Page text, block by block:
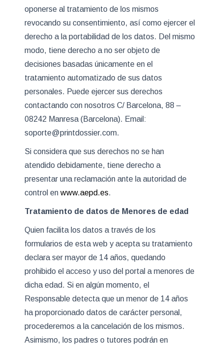
oponerse al tratamiento de los mismos
revocando su consentimiento, así como ejercer el
derecho a la portabilidad de los datos. Del mismo
modo, tiene derecho a no ser objeto de
decisiones basadas únicamente en el
tratamiento automatizado de sus datos
personales. Puede ejercer sus derechos
contactando con nosotros C/ Barcelona, 88 –
08242 Manresa (Barcelona). Email:
soporte@printdossier.com.
Si considera que sus derechos no se han
atendido debidamente, tiene derecho a
presentar una reclamación ante la autoridad de
control enwww.aepd.es.
Tratamiento de datos de Menores de edad
Quien facilita los datos a través de los
formularios de esta web y acepta su tratamiento
declara ser mayor de 14 años, quedando
prohibido el acceso y uso del portal a menores de
dicha edad. Si en algún momento, el
Responsable detecta que un menor de 14 años
ha proporcionado datos de carácter personal,
procederemos a la cancelación de los mismos.
Asimismo, los padres o tutores podrán en